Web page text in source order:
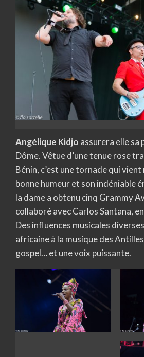
Angélique Kidjo assurera elle sa
Dôme. Vêtue d’une tenue rose
Bénin, c’est une tornade qui
bonne humeur et son indéniable
la dame a obtenu cinq Grammy
collaboré avec Carlos Santana,
Des influences musicales
africaine à la musique des
gospel… et une voix puissante.